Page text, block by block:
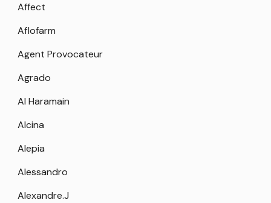
Affect
Aflofarm
Agent Provocateur
Agrado
Al Haramain
Alcina
Alepia
Alessandro
Alexandre.J